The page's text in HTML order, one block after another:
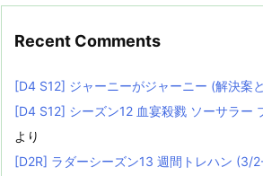
Recent Comments
[D4 S12] ジャーニーがジャーニー (解決案
[D4 S12] シーズン12 血宴殺戮 ソーサラー
より
[D2R] ラダーシーズン13 週間トレハン (3/